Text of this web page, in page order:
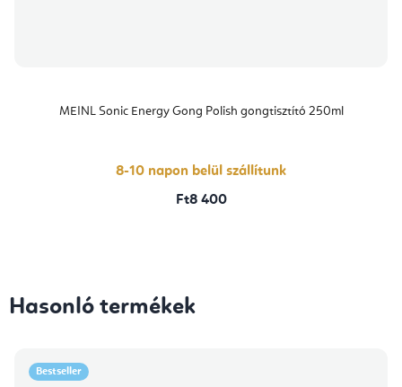
MEINL Sonic Energy Gong Polish gongtisztító 250ml
8-10 napon belül szállítunk
Ft8 400
Hasonló termékek
Bestseller